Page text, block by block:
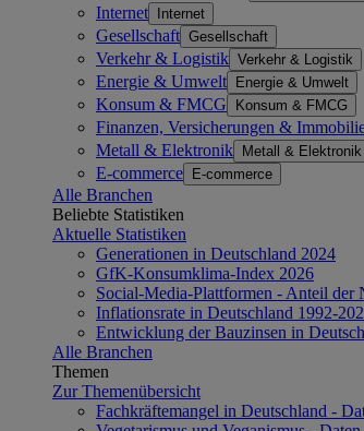
Internet Internet
Gesellschaft Gesellschaft
Verkehr & Logistik Verkehr & Logistik
Energie & Umwelt Energie & Umwelt
Konsum & FMCG Konsum & FMCG
Finanzen, Versicherungen &
Metall & Elektronik Metall & Elektronik
E-commerce E-commerce
Alle Branchen
Beliebte Statistiken
Aktuelle Statistiken
Generationen in Deutschland 2024
GfK-Konsumklima-Index 2026
Social-Media-Plattformen - Anteil der
Inflationsrate in Deutschland 1992-
Entwicklung der Bauzinsen in
Alle Branchen
Themen
Zur Themenübersicht
Fachkräftemangel in Deutschland -